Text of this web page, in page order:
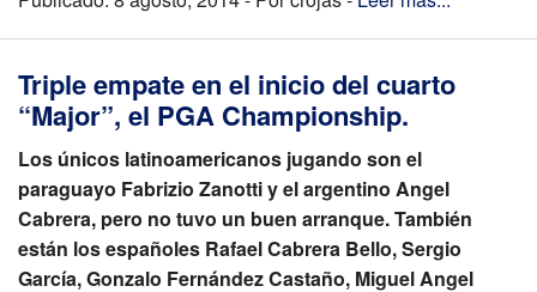
Triple empate en el inicio del cuarto
“Major”, el PGA Championship.
Los únicos latinoamericanos jugando son el
paraguayo Fabrizio Zanotti y el argentino Angel
Cabrera, pero no tuvo un buen arranque. También
están los españoles Rafael Cabrera Bello, Sergio
García, Gonzalo Fernández Castaño, Miguel Angel